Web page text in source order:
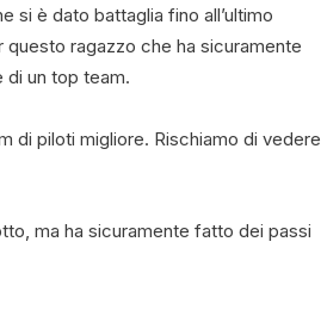
si è dato battaglia fino all’ultimo
questo ragazzo che ha sicuramente
di un top team.
di piloti migliore. Rischiamo di vedere
ma ha sicuramente fatto dei passi